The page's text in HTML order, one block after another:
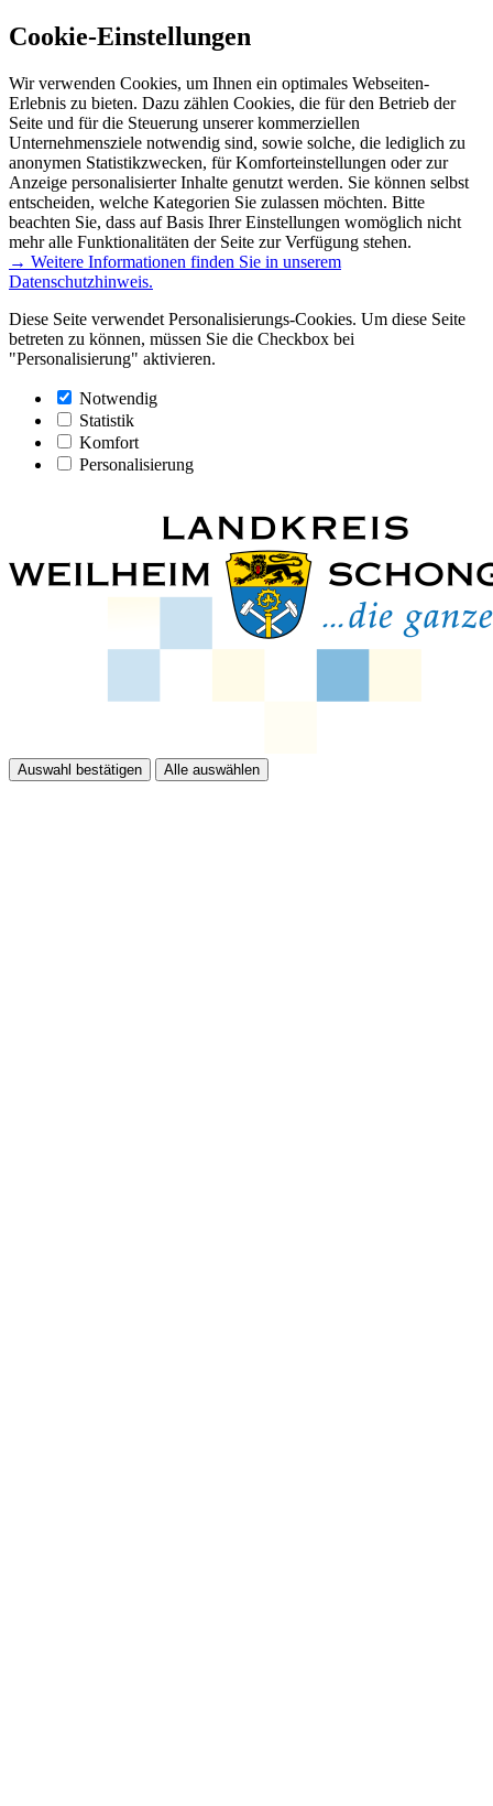
Cookie-Einstellungen
Wir verwenden Cookies, um Ihnen ein optimales Webseiten-
Erlebnis zu bieten. Dazu zählen Cookies, die für den Betrieb der
Seite und für die Steuerung unserer kommerziellen
Unternehmensziele notwendig sind, sowie solche, die lediglich zu
anonymen Statistikzwecken, für Komforteinstellungen oder zur
Anzeige personalisierter Inhalte genutzt werden. Sie können selbst
entscheiden, welche Kategorien Sie zulassen möchten. Bitte
beachten Sie, dass auf Basis Ihrer Einstellungen womöglich nicht
mehr alle Funktionalitäten der Seite zur Verfügung stehen.
→ Weitere Informationen finden Sie in unserem
Datenschutzhinweis.
Diese Seite verwendet Personalisierungs-Cookies. Um diese Seite
betreten zu können, müssen Sie die Checkbox bei
"Personalisierung" aktivieren.
Notwendig
Statistik
Komfort
Personalisierung
Auswahl bestätigen Alle auswählen